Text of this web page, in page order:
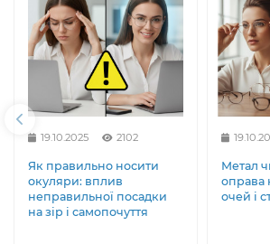
19.10.2025 2102
Як правильно носити
окуляри: вплив
неправильної посадки
на зір і самопочуття
Метал
оправа
очей і